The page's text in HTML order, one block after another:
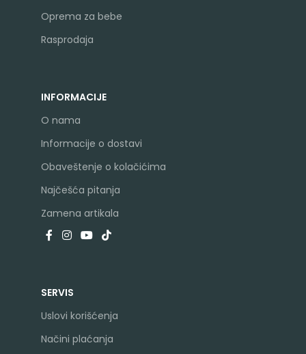
Oprema za bebe
Rasprodaja
INFORMACIJE
O nama
Informacije o dostavi
Obaveštenje o kolačićima
Najčešća pitanja
Zamena artikala
SERVIS
Uslovi korišćenja
Načini plaćanja